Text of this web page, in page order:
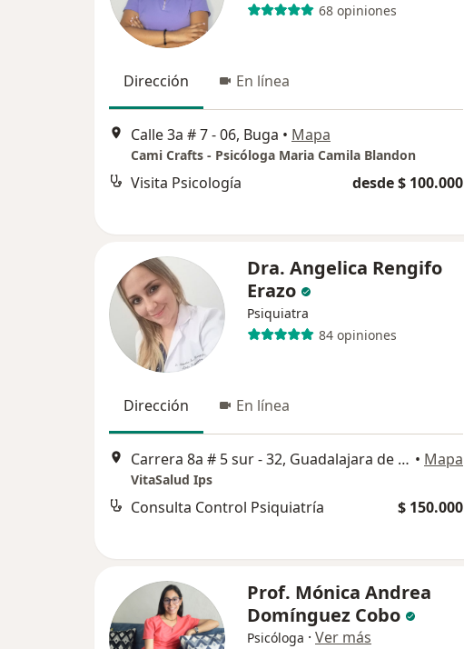
68 opiniones
Dirección En línea
Calle 3a # 7 - 06, Buga • Mapa
Cami Crafts - Psicóloga Maria Camila Blandon
Visita Psicología desde $ 100.000
Dra. Angelica Rengifo
Erazo
Psiquiatra
84 opiniones
Dirección En línea
Carrera 8a # 5 sur - 32, Guadalajara de Buga • Mapa
VitaSalud Ips
Consulta Control Psiquiatría $ 150.000
Prof. Mónica Andrea
Domínguez Cobo
Psicóloga · Ver más